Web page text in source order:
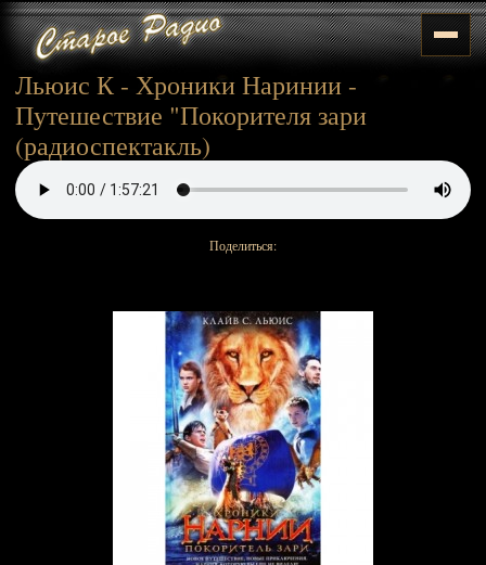
Льюис К - Хроники Наринии -
Путешествие "Покорителя зари
(радиоспектакль)
Поделиться: